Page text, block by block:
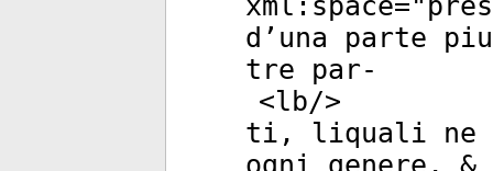
d’una parte
tre par-
<lb/>
ti, liquali ne i